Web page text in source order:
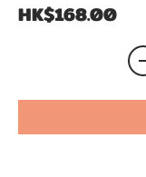
HK$168.00